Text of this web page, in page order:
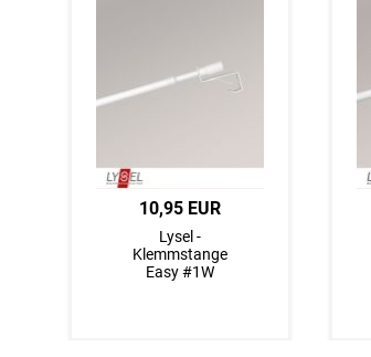
10,95 EUR
Lysel -
Klemmstange
Easy #1W